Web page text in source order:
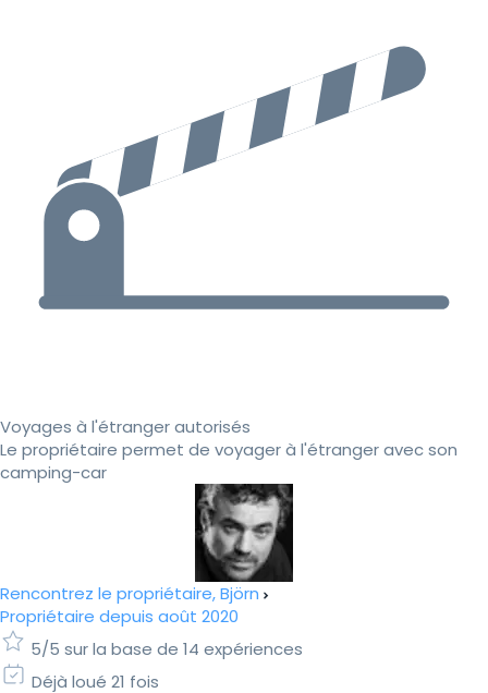
Voyages à l'étranger autorisés
Le propriétaire permet de voyager à l'étranger avec son
camping-car
Rencontrez le propriétaire, Björn
Propriétaire depuis août 2020
5/5 sur la base de 14 expériences
Déjà loué 21 fois